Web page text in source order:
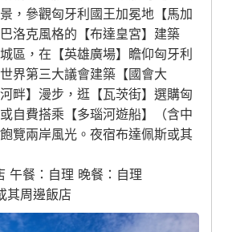
，參觀匈牙利國王加冕地【馬加
洛克風格的【布達皇宮】建築
區，在【英雄廣場】瞻仰匈牙利
界第三大議會建築【國會大
畔】漫步，逛【瓦茨街】選購匈
自費搭乘【多瑙河遊船】（含中
覽兩岸風光。夜宿布達佩斯或其
午餐：自理 晚餐：自理
其周邊飯店